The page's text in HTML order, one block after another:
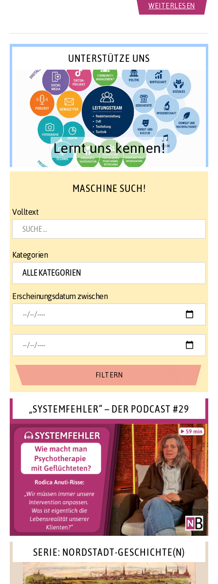
WEITERLESEN
UNTERSTÜTZE UNS
Lernt uns kennen!
MASCHINE SUCH!
Volltext
Kategorien
Erscheinungsdatum zwischen
„SYSTEMFEHLER“ – DER PODCAST #29
SERIE: NORDSTADT-GESCHICHTE(N)